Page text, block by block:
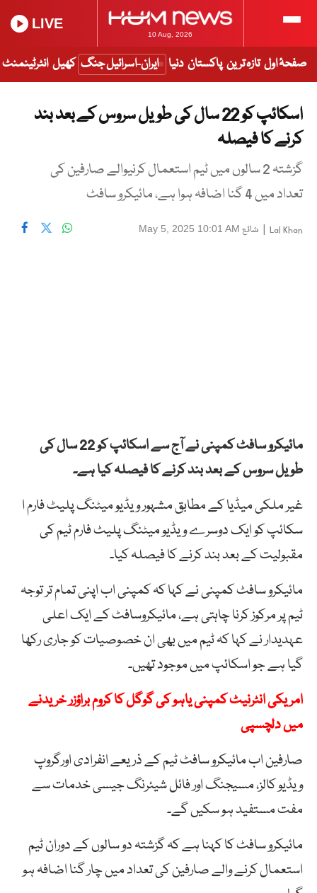
10 Aug, 2026
LIVE
صفحۂ اول تازہ ترین پاکستان دنیا ایران-اسرائیل جنگ کھیل انٹرٹینمنٹ
اسکائپ کو 22 سال کی طویل سروس کے بعد بند
کرنے کا فیصلہ
گزشتہ 2 سالوں میں ٹیم استعمال کرنیوالے صارفین کی
تعداد میں 4 گنا اضافہ ہوا ہے، مائیکرو سافٹ
Lal Khan
| شائع May 5, 2025 10:01 AM
مائیکرو سافٹ کمپنی نے آج سے اسکائپ کو 22 سال کی
طویل سروس کے بعد بند کرنے کا فیصلہ کیا ہے۔
غیر ملکی میڈیا کے مطابق مشہور ویڈیو میٹنگ پلیٹ فارم ا
سکائپ کو ایک دوسرے ویڈیو میٹنگ پلیٹ فارم ٹیم کی
مقبولیت کے بعد بند کرنے کا فیصلہ کیا۔
مائیکرو سافٹ کمپنی نے کہا کہ کمپنی اب اپنی تمام تر توجہ
ٹیم پر مرکوز کرنا چاہتی ہے، مائیکروسافٹ کے ایک اعلی
عہدیدار نے کہا کہ ٹیم میں بھی ان خصوصیات کو جاری رکھا
گیا ہے جو اسکائپ میں موجود تھیں۔
امریکی انٹرنیٹ کمپنی یاہو کی گوگل کا کروم براؤزر خریدنے
میں دلچسپی
صارفین اب مائیکرو سافٹ ٹیم کے ذریعے انفرادی اورگروپ
ویڈیو کالز، مسیجنگ اور فائل شیئرنگ جیسی خدمات سے
مفت مستفید ہو سکیں گے۔
مائیکرو سافٹ کا کہنا ہے کہ گزشتہ دو سالوں کے دوران ٹیم
استعمال کرنے والے صارفین کی تعداد میں چار گنا اضافہ ہو